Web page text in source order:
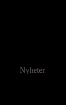
Nyheter